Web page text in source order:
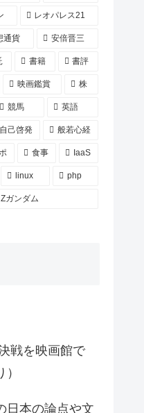
レオパレス21
通貨 安倍晋三
書籍 書評
映画鑑賞 株
競馬 英語
自己啓発 般若心経
食事 IaaS
linux php
Zガンダム
戦を映画館で
日本の論点や文